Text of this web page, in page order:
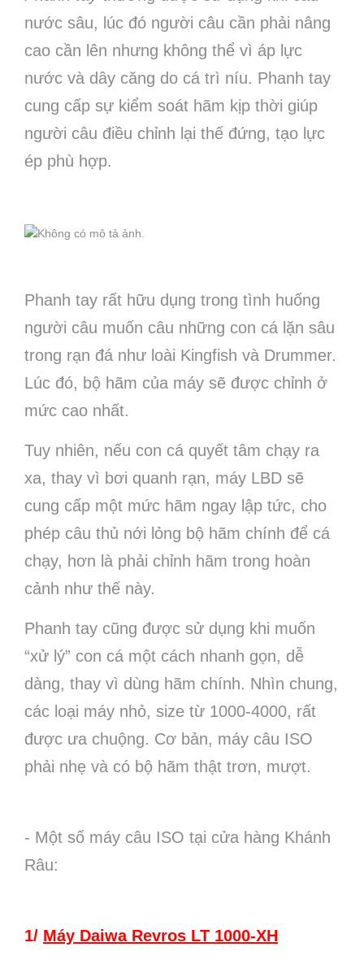
nước sâu, lúc đó người câu cần phải nâng
cao cần lên nhưng không thể vì áp lực
nước và dây căng do cá trì níu. Phanh tay
cung cấp sự kiểm soát hãm kịp thời giúp
người câu điều chỉnh lại thế đứng, tạo lực
ép phù hợp.
Phanh tay rất hữu dụng trong tình huống
người câu muốn câu những con cá lặn sâu
trong rạn đá như loài Kingfish và Drummer.
Lúc đó, bộ hãm của máy sẽ được chỉnh ở
mức cao nhất.
Tuy nhiên, nếu con cá quyết tâm chạy ra
xa, thay vì bơi quanh rạn, máy LBD sẽ
cung cấp một mức hãm ngay lập tức, cho
phép câu thủ nới lỏng bộ hãm chính để cá
chạy, hơn là phải chỉnh hãm trong hoàn
cảnh như thế này.
Phanh tay cũng được sử dụng khi muốn
“xử lý” con cá một cách nhanh gọn, dễ
dàng, thay vì dùng hãm chính. Nhìn chung,
các loại máy nhỏ, size từ 1000-4000, rất
được ưa chuộng. Cơ bản, máy câu ISO
phải nhẹ và có bộ hãm thật trơn, mượt.
- Một số máy câu ISO tại cửa hàng Khánh
Râu:
1/ Máy Daiwa Revros LT 1000-XH